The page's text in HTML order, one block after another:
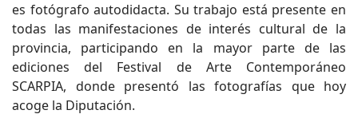
es fotógrafo autodidacta. Su trabajo está presente en
todas las manifestaciones de interés cultural de la
provincia, participando en la mayor parte de las
ediciones del Festival de Arte Contemporáneo
SCARPIA, donde presentó las fotografías que hoy
acoge la Diputación.